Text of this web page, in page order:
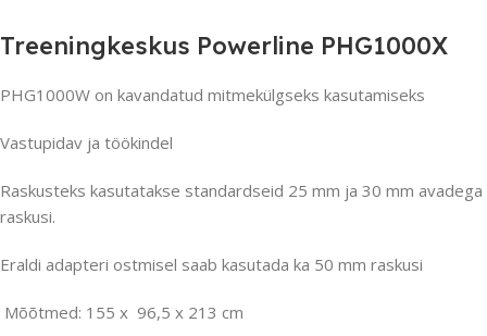
Treeningkeskus Powerline PHG1000X
PHG1000W on kavandatud mitmekülgseks kasutamiseks
Vastupidav ja töökindel
Raskusteks kasutatakse standardseid 25 mm ja 30 mm avadega
raskusi.
Eraldi adapteri ostmisel saab kasutada ka 50 mm raskusi
Mõõtmed: 155 x 96,5 x 213 cm